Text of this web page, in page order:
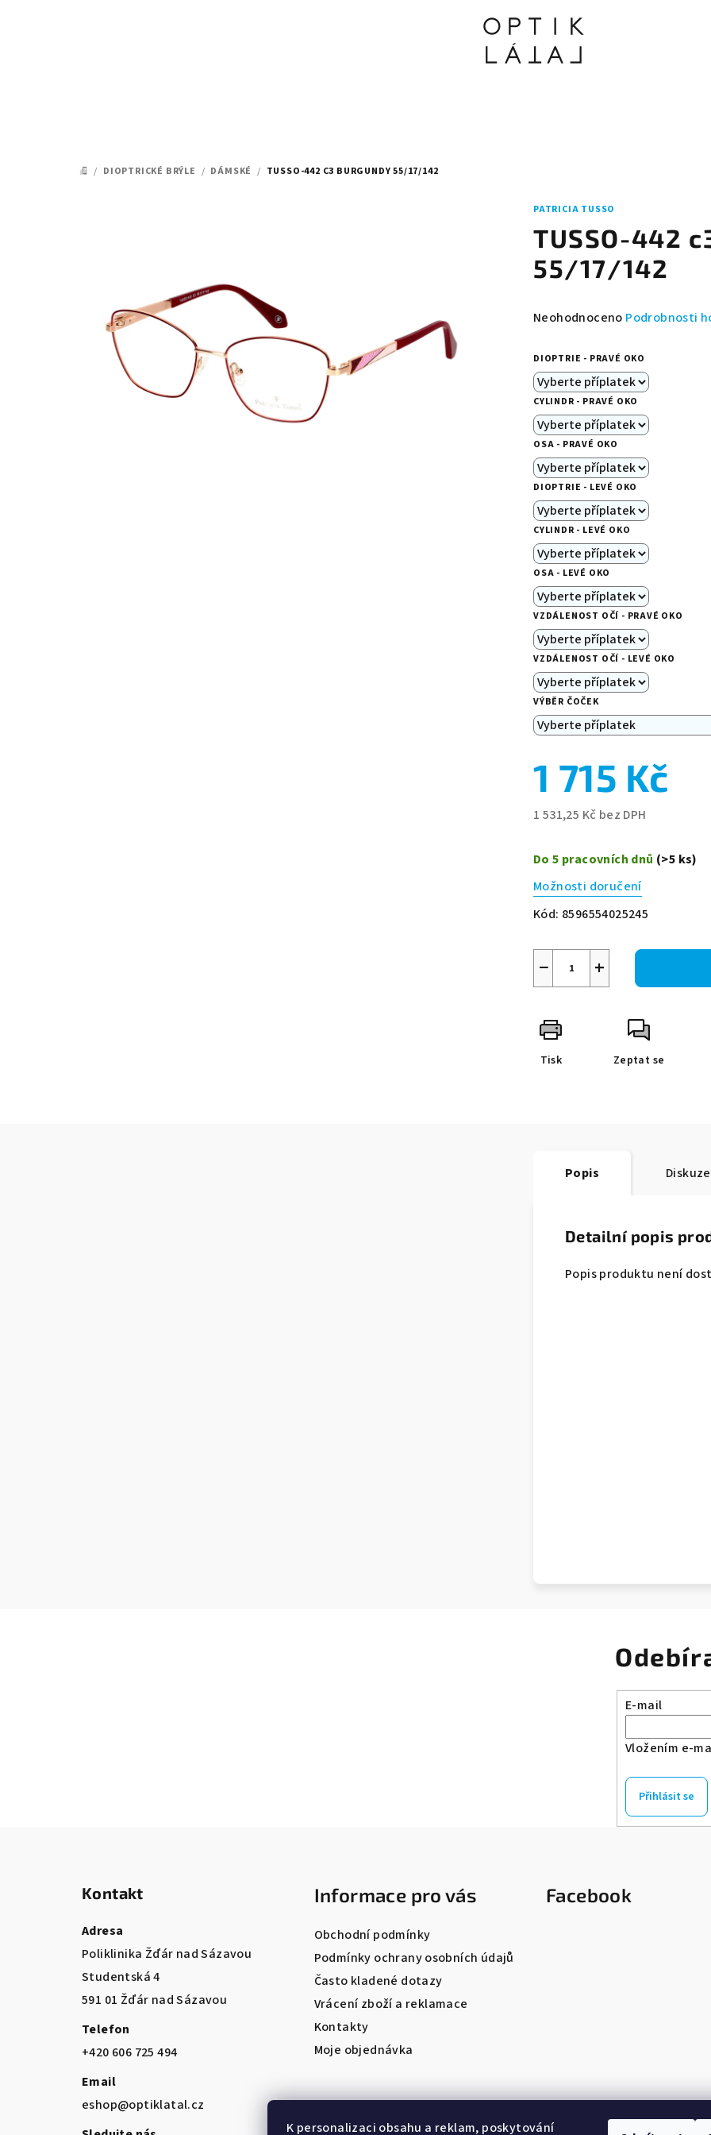
K personalizaci obsahu a reklam, poskytování
DOMŮ
/ DIOPTRICKÉ BRÝLE / DÁMSKÉ / TUSSO-442 C3 BURGUNDY 55/17/142
PATRICIA TUSSO
TUSSO-442
55/17/142
Průměrné
produktu
je
0,0
z
5
hvězdiček.
Neohodnoceno Podrobnosti
DIOPTRIE - PRAVÉ OKO
CYLINDR - PRAVÉ OKO
OSA - PRAVÉ OKO
DIOPTRIE - LEVÉ OKO
CYLINDR - LEVÉ OKO
OSA - LEVÉ OKO
VZDÁLENOST OČÍ - PRAVÉ OKO
VZDÁLENOST OČÍ - LEVÉ OKO
VÝBĚR ČOČEK
1 715 Kč
1 531,25 Kč bez DPH
cena:
Do 5 pracovních dnů (>5 ks)
Možnosti doručení
Kód: 8596554025245
+
−
Tisk Zeptat se
Popis Diskuze
Detailní popis
Popis produktu není
E-mail
Vložením e-
Přihlásit se
Kontakt
Adresa
Poliklinika Žďár nad Sázavou
Studentská 4
591 01 Žďár nad Sázavou
Telefon
+420 606 725 494
Email
eshop@optiklatal.cz
Informace pro vás
Obchodní podmínky
Podmínky ochrany osobních údajů
Často kladené dotazy
Vrácení zboží a reklamace
Kontakty
Moje objednávka
Facebook